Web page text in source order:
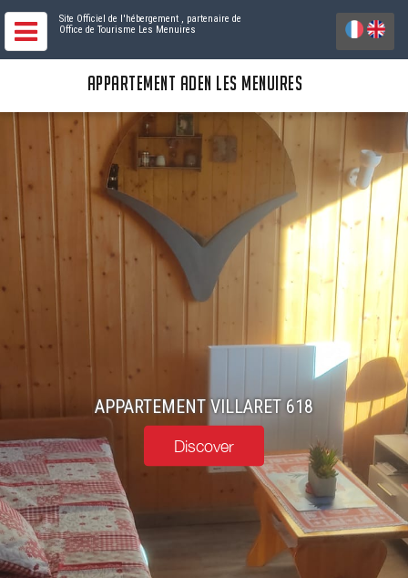
Site Officiel de l'hébergement , partenaire de
Office de Tourisme Les Menuires
APPARTEMENT ADEN LES MENUIRES
APPARTEMENT VILLARET 618
Discover